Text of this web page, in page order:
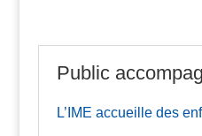
Public
L’IME accueille des